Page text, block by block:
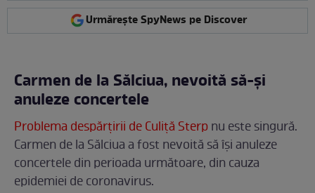
Urmărește SpyNews pe Discover
Carmen de la Sălciua, nevoită să-și
anuleze concertele
Problema despărțirii de Culiță Sterpnu este singură.
Carmen de la Sălciua a fost nevoită să îşi anuleze
concertele din perioada următoare, din cauza
epidemiei de coronavirus.